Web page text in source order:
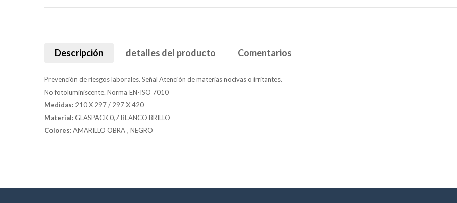
Descripción detalles del producto Comentarios
Prevención de riesgos laborales. Señal Atención de materias nocivas o irritantes.
No fotoluminiscente. Norma EN-ISO 7010
Medidas: 210 X 297 / 297 X 420
Material: GLASPACK 0,7 BLANCO BRILLO
Colores:AMARILLO OBRA , NEGRO